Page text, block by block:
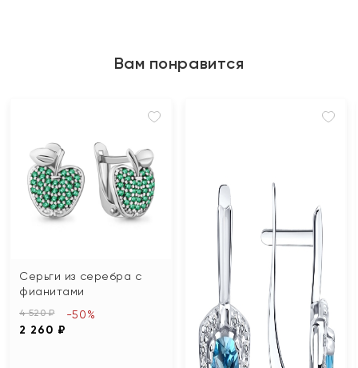
Вам понравится
Серьги из серебра с
фианитами
4 520 ₽
2 260 ₽
-50%